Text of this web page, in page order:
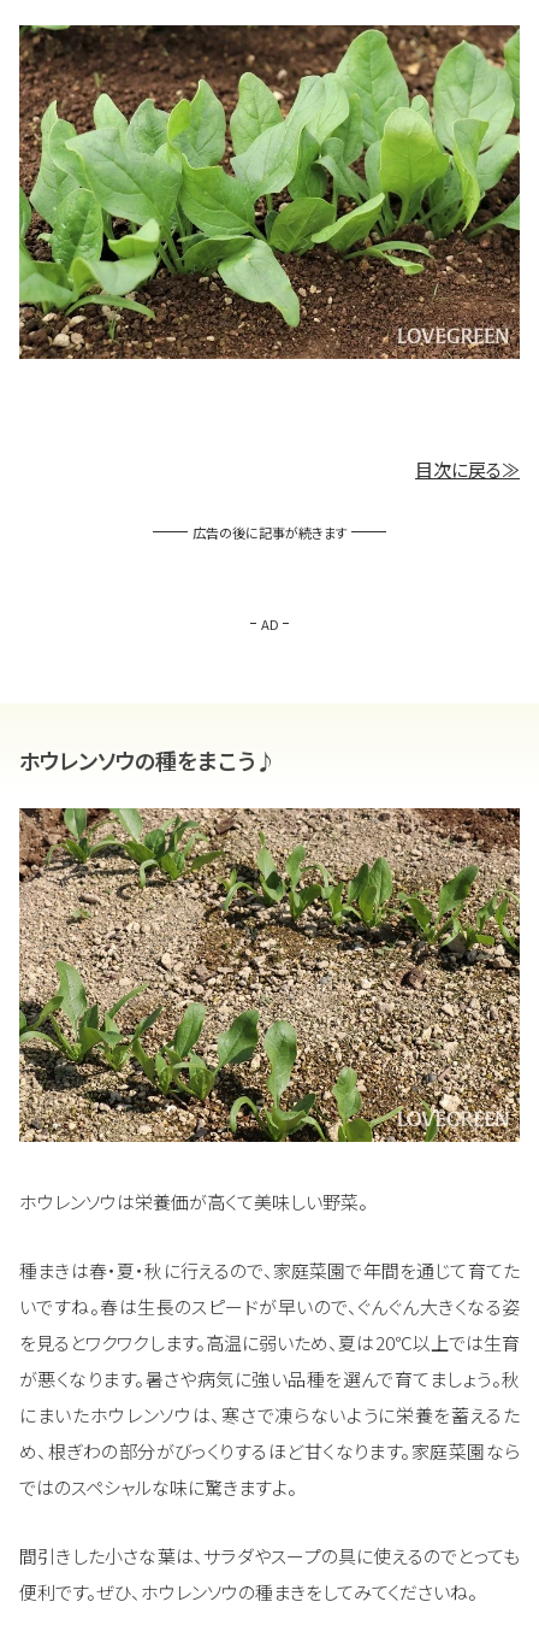
目次に戻る≫
広告の後に記事が続きます
AD
ホウレンソウの種をまこう♪
ホウレンソウは栄養価が高くて美味しい野菜。
種まきは春・夏・秋に行えるので、家庭菜園で年間を通じて育てた
いですね。春は生長のスピードが早いので、ぐんぐん大きくなる姿
を見るとワクワクします。高温に弱いため、夏は20℃以上では生育
が悪くなります。暑さや病気に強い品種を選んで育てましょう。秋
にまいたホウレンソウは、寒さで凍らないように栄養を蓄えるた
め、根ぎわの部分がびっくりするほど甘くなります。家庭菜園なら
ではのスペシャルな味に驚きますよ。
間引きした小さな葉は、サラダやスープの具に使えるのでとっても
便利です。ぜひ、ホウレンソウの種まきをしてみてくださいね。